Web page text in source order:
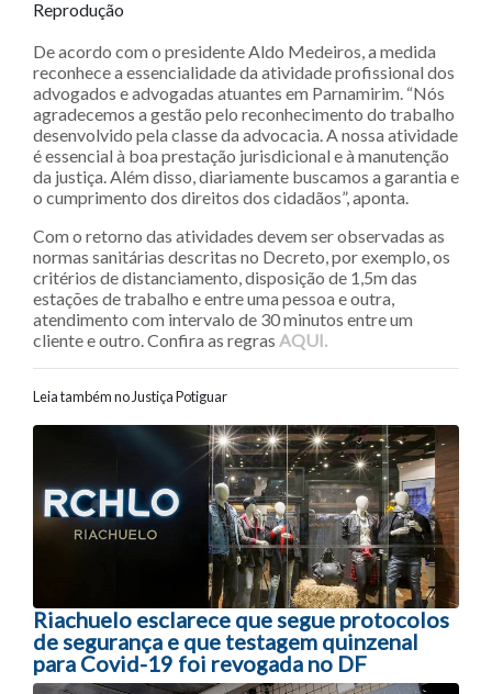
Reprodução
De acordo com o presidente Aldo Medeiros, a medida
reconhece a essencialidade da atividade profissional dos
advogados e advogadas atuantes em Parnamirim. “Nós
agradecemos a gestão pelo reconhecimento do trabalho
desenvolvido pela classe da advocacia. A nossa atividade
é essencial à boa prestação jurisdicional e à manutenção
da justiça. Além disso, diariamente buscamos a garantia e
o cumprimento dos direitos dos cidadãos”, aponta.
Com o retorno das atividades devem ser observadas as
normas sanitárias descritas no Decreto, por exemplo, os
critérios de distanciamento, disposição de 1,5m das
estações de trabalho e entre uma pessoa e outra,
atendimento com intervalo de 30 minutos entre um
cliente e outro. Confira as regras AQUI.
Leia também no Justiça Potiguar
Navegação entre posts
Riachuelo esclarece que segue protocolos
de segurança e que testagem quinzenal
para Covid-19 foi revogada no DF